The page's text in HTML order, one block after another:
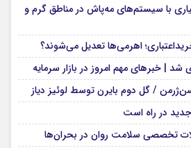
آب» ــ ۲۱ | آبیاری با سیستم‌های مه‌پاش در مناطق گرم و
اهرمی‌ها تعدیل می‌شوند؟
| خبرهای مهم امروز در بازار سرمایه
/ گل دوم بایرن توسط لوئیز دیاز
تخصصی سلامت روان در بحران‌ها